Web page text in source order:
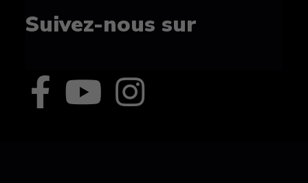
Suivez-nous sur